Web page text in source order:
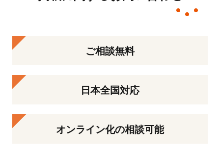
ご相談無料
日本全国対応
オンライン化の相談可能